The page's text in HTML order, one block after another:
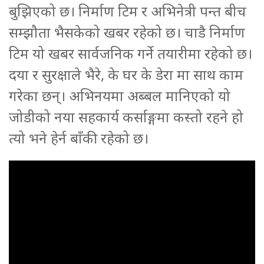
बुझिएको छ। निर्माण टिम र अभिनेत्री पन्त बीच
सम्झौता भैसकेको खबर रहेको छ। चाडै निर्माण
टिम यो खबर सार्वजनिक गर्ने तयारीमा रहेको छ।
दया र सुरक्षाले भैरे, के घर के डेरा मा साथ काम
गरेका छन्। अभिनयमा अब्बल मानिएको यो
जोडीको नया सहकार्य कर्साङ्गमा कस्तो रहने हो
त्यो भने हेर्न बाँकी रहेको छ।